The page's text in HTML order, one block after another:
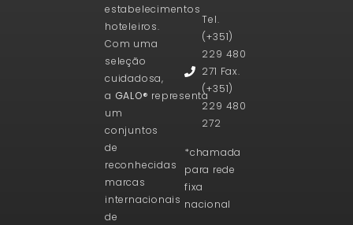
estabelecimentos
hoteleiros.
Com uma
seleção
cuidadosa,
a GALO® representa
um
conjuntos
de
reconhecidas
marcas
internacionais
de
Tel.
(+351)
229 480
271 Fax.
(+351)
229 480
272
*chamada
para rede
fixa
nacional